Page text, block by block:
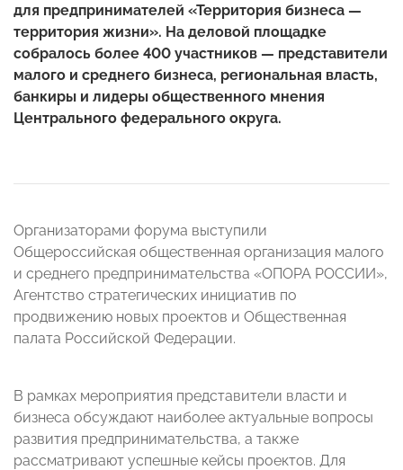
для предпринимателей «Территория бизнеса —
территория жизни». На деловой площадке
собралось более 400 участников — представители
малого и среднего бизнеса, региональная власть,
банкиры и лидеры общественного мнения
Центрального федерального округа.
Организаторами форума выступили
Общероссийская общественная организация малого
и среднего предпринимательства «ОПОРА РОССИИ»,
Агентство стратегических инициатив по
продвижению новых проектов и Общественная
палата Российской Федерации.
В рамках мероприятия представители власти и
бизнеса обсуждают наиболее актуальные вопросы
развития предпринимательства, а также
рассматривают успешные кейсы проектов. Для